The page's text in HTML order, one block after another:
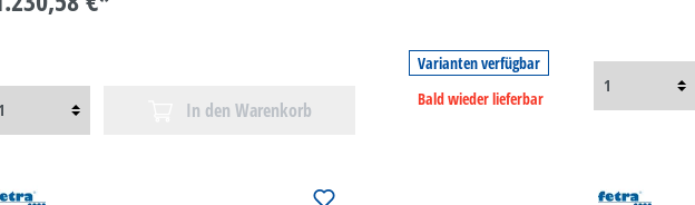
In den Warenkorb
Varianten verfügbar
Bald wieder lieferbar